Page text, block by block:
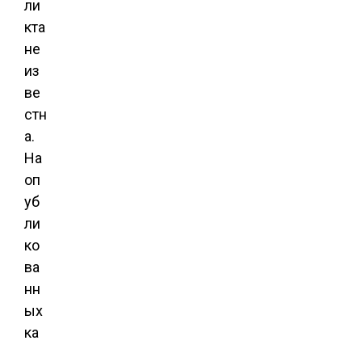
ли
кта
не
из
ве
стн
а.
На
оп
уб
ли
ко
ва
нн
ых
ка